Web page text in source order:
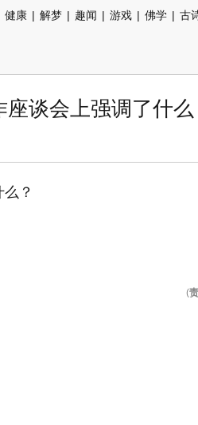
健康 | 解梦 | 趣闻 | 游戏 | 佛学 | 古
谈会上强调了什么
(